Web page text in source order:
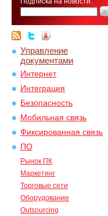
Управление
документами
Интернет
Интеграция
Безопасность
Мобильная связь
Фиксированная связь
ПО
Рынок ПК
Маркетинг
Торговые сети
Оборудование
Outsourcing